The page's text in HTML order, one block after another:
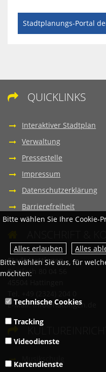
Stadtplanungs-Portal
 QUICKLINKS
Interaktiver Stadtplan
Verwaltung
Pressestelle
Impressum
Datenschutzerklärung
Barrierefreiheit
Stadt Hattingen
Postfach 80 04 56
E-Mail:info@hattingen.de
Bitte wählen Sie Ihre Cookie-
Bitte wählen Sie aus, für
möchten:
Technische Cookies
Tracking
Videodienste
Kartendienste